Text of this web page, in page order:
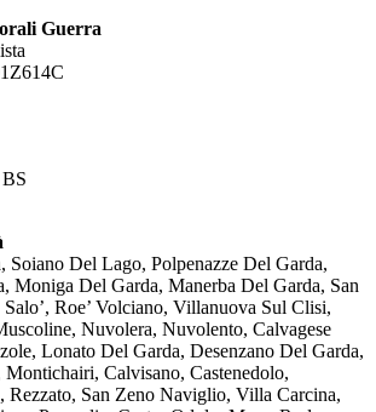
Guerra
Soiano Del Lago, Polpenazze Del Garda,
Moniga Del Garda, Manerba Del Garda, San
Roe’ Volciano, Villanuova Sul Clisi,
Nuvolera, Nuvolento, Calvagese
Lonato Del Garda, Desenzano Del Garda,
Calvisano, Castenedolo,
Rezzato, San Zeno Naviglio, Villa Carcina,